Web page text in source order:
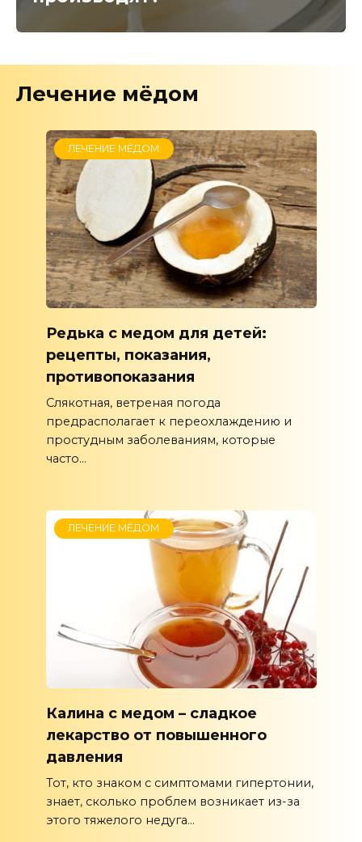
Лечение мёдом
ЛЕЧЕНИЕ МЁДОМ
Редька с медом для детей:
рецепты, показания,
противопоказания
Слякотная, ветреная погода
предрасполагает к переохлаждению и
простудным заболеваниям, которые
часто...
ЛЕЧЕНИЕ МЁДОМ
Калина с медом – сладкое
лекарство от повышенного
давления
Тот, кто знаком с симптомами гипертонии,
знает, сколько проблем возникает из-за
этого тяжелого недуга...